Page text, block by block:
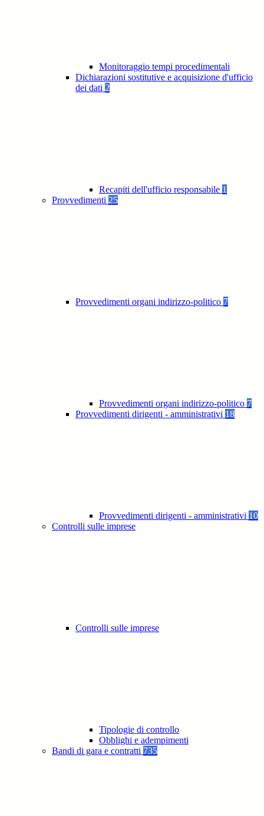
Monitoraggio tempi procedimentali
Dichiarazioni sostitutive e acquisizione d'ufficio
dei dati 2
Recapiti dell'ufficio responsabile 1
Provvedimenti 25
Provvedimenti organi indirizzo-politico 7
Provvedimenti organi indirizzo-politico 7
Provvedimenti dirigenti - amministrativi 18
Provvedimenti dirigenti - amministrativi 10
Controlli sulle imprese
Controlli sulle imprese
Tipologie di controllo
Obblighi e adempimenti
Bandi di gara e contratti 735